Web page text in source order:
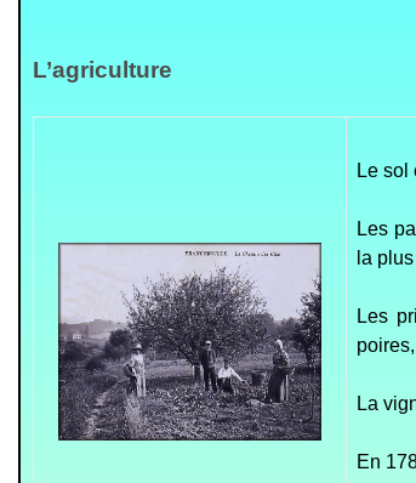
L’agriculture
Le sol
Les
la
Les
La
En